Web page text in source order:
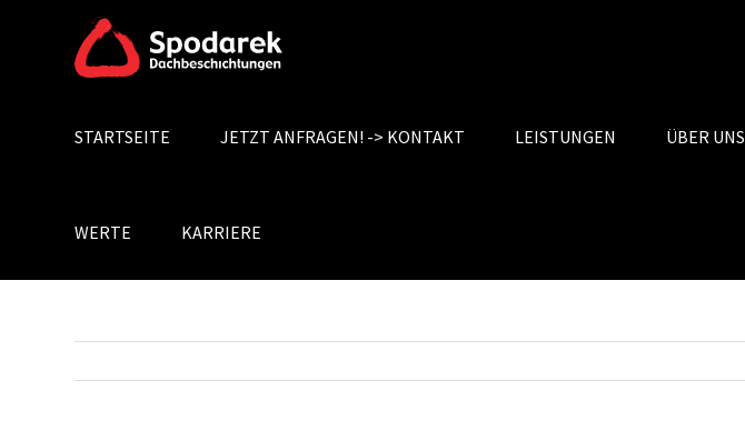
Search
STARTSEITE JETZT ANFRAGEN! -> KONTAKT LEISTUNGEN ÜBER UNS
WERTE KARRIERE